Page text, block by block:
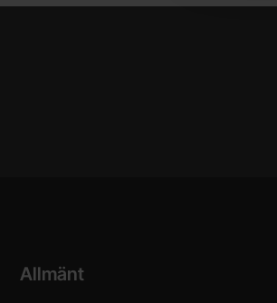
Sidfot Blandad info och länkar
Allmänt